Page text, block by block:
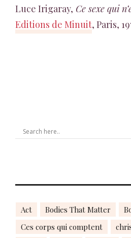
Luce Irigaray, Ce sexe qui
Editions de Minuit, Paris,
Act Bodies That Matter
Ces corps qui comptent